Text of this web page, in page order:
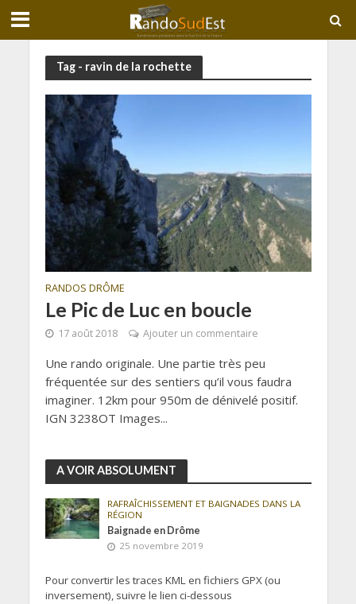
Tag - ravin de la rochette
RANDOS DRÔME
Le Pic de Luc en boucle
17 août 2018 Ajouter un commentaire
Une rando originale. Une partie très peu
fréquentée sur des sentiers qu’il vous faudra
imaginer. 12km pour 950m de dénivelé positif.
IGN 3238OT Images...
A VOIR ABSOLUMENT
RAFRAÎCHISSEMENT ET BAIGNADES DANS LA
RÉGION
Baignade en Drôme
25 novembre 2019
Pour convertir les traces KML en fichiers GPX (ou
inversement), suivre le lien ci-dessous